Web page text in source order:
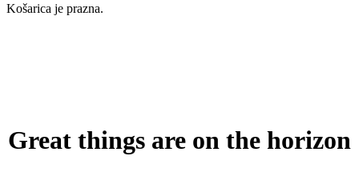
Košarica je prazna.
Great things are on the horizon